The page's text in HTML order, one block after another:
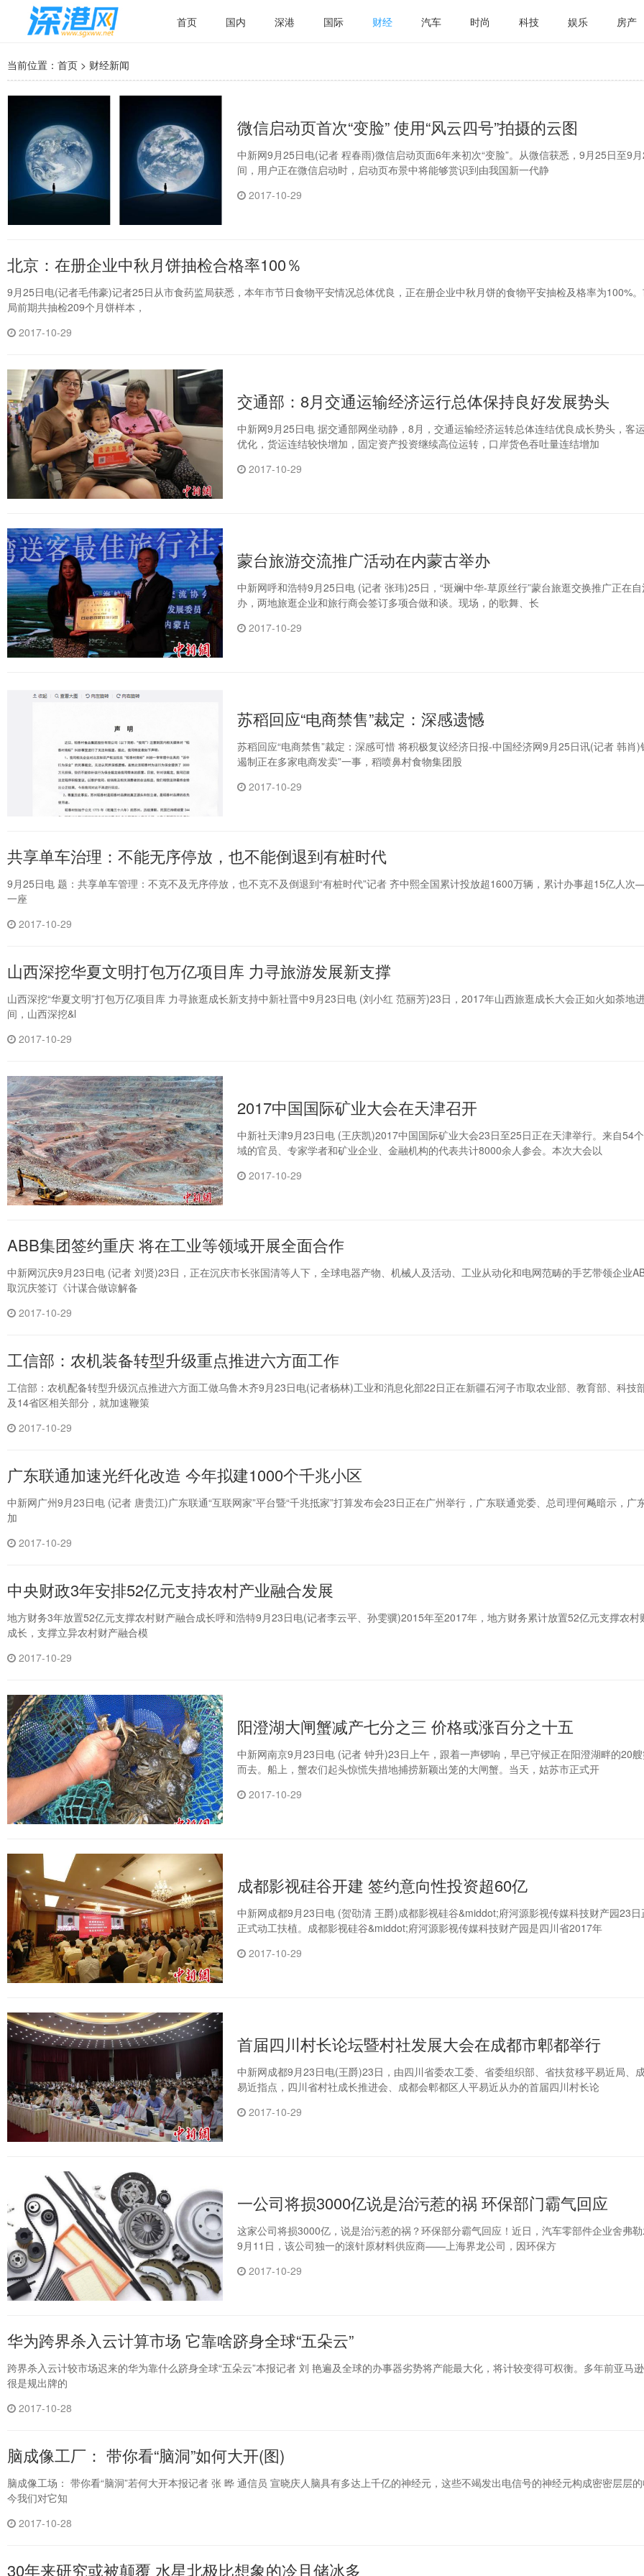
首页 国内 深港 国际 财经 汽车 时尚 科技 娱乐 房产
当前位置： 首页 > 财经新闻
微信启动页首次“变脸” 使用“风云四号”拍摄的云图
中新网9月25日电(记者 程春雨)微信启动页面6年来初次“变脸”。从微信获悉，9月25日至9
间，用户正在微信启动时，启动页布景中将能够赏识到由我国新一代静
2017-10-29
北京：在册企业中秋月饼抽检合格率100％
9月25日电(记者毛伟豪)记者25日从市食药监局获悉，本年市节日食物平安情况总体优良，正在册企业中秋月饼的食物平安抽检及格率为100%
局前期共抽检209个月饼样本，
2017-10-29
交通部：8月交通运输经济运行总体保持良好发展势头
中新网9月25日电 据交通部网坐动静，8月，交通运输经济运转总体连结优良成长势头，客
优化，货运连结较快增加，固定资产投资继续高位运转，口岸货色吞吐量连结增加
2017-10-29
蒙台旅游交流推广活动在内蒙古举办
中新网呼和浩特9月25日电 (记者 张玮)25日，“斑斓中华-草原丝行”蒙台旅逛交换推广正在
办，两地旅逛企业和旅行商会签订多项合做和谈。现场，的歌舞、长
2017-10-29
苏稻回应“电商禁售”裁定：深感遗憾
苏稻回应“电商禁售”裁定：深感可惜 将积极复议经济日报-中国经济网9月25日讯(记者 韩肖)
遏制正在多家电商发卖”一事，稻喷鼻村食物集团股
2017-10-29
共享单车治理：不能无序停放，也不能倒退到有桩时代
9月25日电 题：共享单车管理：不克不及无序停放，也不克不及倒退到“有桩时代”记者 齐中熙全国累计投放超1600万辆，累计办事超15亿人
一座
2017-10-29
山西深挖华夏文明打包万亿项目库 力寻旅游发展新支撑
山西深挖“华夏文明”打包万亿项目库 力寻旅逛成长新支持中新社晋中9月23日电 (刘小红 范丽芳)23日，2017年山西旅逛成长大会正如火如荼地
间，山西深挖&l
2017-10-29
2017中国国际矿业大会在天津召开
中新社天津9月23日电 (王庆凯)2017中国国际矿业大会23日至25日正在天津举行。来自54
域的官员、专家学者和矿业企业、金融机构的代表共计8000余人参会。本次大会以
2017-10-29
ABB集团签约重庆 将在工业等领域开展全面合作
中新网沉庆9月23日电 (记者 刘贤)23日，正在沉庆市长张国清等人下，全球电器产物、机械人及活动、工业从动化和电网范畴的手艺带领企业
取沉庆签订《计谋合做谅解备
2017-10-29
工信部：农机装备转型升级重点推进六方面工作
工信部：农机配备转型升级沉点推进六方面工做乌鲁木齐9月23日电(记者杨林)工业和消息化部22日正在新疆石河子市取农业部、教育部、科技
及14省区相关部分，就加速鞭策
2017-10-29
广东联通加速光纤化改造 今年拟建1000个千兆小区
中新网广州9月23日电 (记者 唐贵江)广东联通“互联网家”平台暨“千兆抵家”打算发布会23日正在广州举行，广东联通党委、总司理何飚暗示，广
加
2017-10-29
中央财政3年安排52亿元支持农村产业融合发展
地方财务3年放置52亿元支撑农村财产融合成长呼和浩特9月23日电(记者李云平、孙雯骥)2015年至2017年，地方财务累计放置52亿元支撑农村
成长，支撑立异农村财产融合模
2017-10-29
阳澄湖大闸蟹减产七分之三 价格或涨百分之十五
中新网南京9月23日电 (记者 钟升)23日上午，跟着一声锣响，早已守候正在阳澄湖畔的20
而去。船上，蟹农们起头惊慌失措地捕捞新颖出笼的大闸蟹。当天，姑苏市正式开
2017-10-29
成都影视硅谷开建 签约意向性投资超60亿
中新网成都9月23日电 (贺劭清 王爵)成都影视硅谷&middot;府河源影视传媒科技财产园23
正式动工扶植。成都影视硅谷&middot;府河源影视传媒科技财产园是四川省2017年
2017-10-29
首届四川村长论坛暨村社发展大会在成都市郫都举行
中新网成都9月23日电(王爵)23日，由四川省委农工委、省委组织部、省扶贫移平易近局、
易近指点，四川省村社成长推进会、成都会郫都区人平易近从办的首届四川村长论
2017-10-29
一公司将损3000亿说是治污惹的祸 环保部门霸气回应
这家公司将损3000亿，说是治污惹的祸？环保部分霸气回应！近日，汽车零部件企业舍弗勒
9月11日，该公司独一的滚针原材料供应商——上海界龙公司，因环保方
2017-10-29
华为跨界杀入云计算市场 它靠啥跻身全球“五朵云”
跨界杀入云计较市场迟来的华为靠什么跻身全球“五朵云”本报记者 刘 艳遍及全球的办事器劣势将产能最大化，将计较变得可权衡。多年前亚马
很是规出牌的
2017-10-28
脑成像工厂： 带你看“脑洞”如何大开(图)
脑成像工场： 带你看“脑洞”若何大开本报记者 张 晔 通信员 宣晓庆人脑具有多达上千亿的神经元，这些不竭发出电信号的神经元构成密密层层
今我们对它知
2017-10-28
30年来研究或被颠覆 水星北极比想象的冷且储冰多